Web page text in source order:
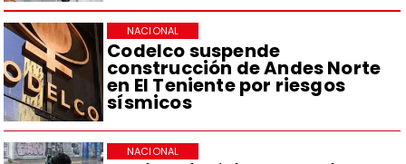
Codelco suspende
construcción de Andes Norte
en El Teniente por riesgos
sísmicos
NACIONAL
NACIONAL